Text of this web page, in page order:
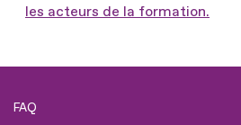
les acteurs de la formation.
FAQ